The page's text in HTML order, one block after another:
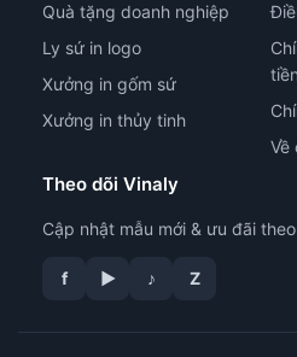
Quà tặng doanh nghiệp
Ly sứ in logo
Xưởng in gốm sứ
Xưởng in thủy tinh
tiền
Về
Theo dõi Vinaly
Cập nhật mẫu mới & ưu đãi
f ▶ ♪ Z